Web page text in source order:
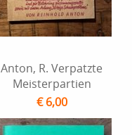
Anton, R. Verpatzte
Meisterpartien
€ 6,00